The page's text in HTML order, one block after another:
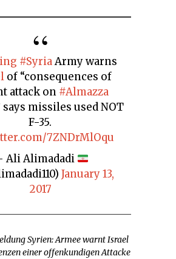
#SyriaArmy warns
of “consequences of
attack on #Almazza
missiles used NOT
F-35.
7ZNDrMlOqu
— Ali Alimadadi
January 13,
2017
Syrien: Armee warnt Israel
einer offenkundigen Attacke